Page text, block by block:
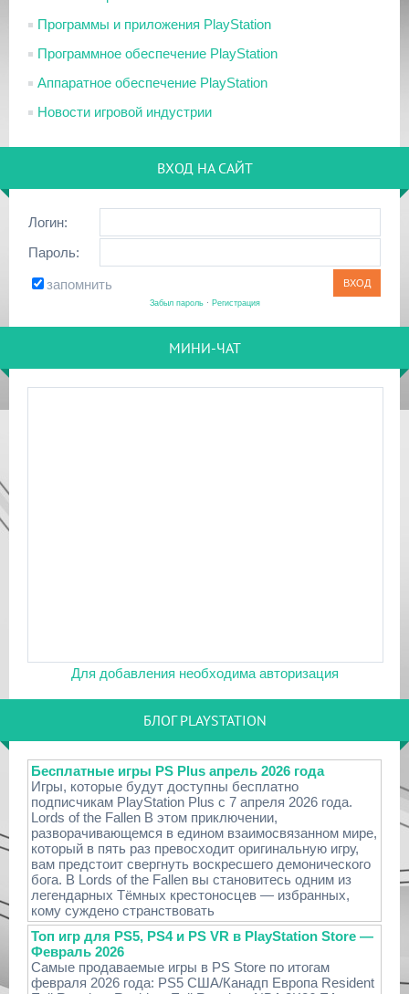
Программы и приложения PlayStation
Программное обеспечение PlayStation
Аппаратное обеспечение PlayStation
Новости игровой индустрии
ВХОД НА САЙТ
Логин:
Пароль:
запомнить
Забыл пароль· Регистрация
МИНИ-ЧАТ
Для добавления необходима авторизация
БЛОГ PLAYSTATION
Бесплатные игры PS Plus апрель 2026 года
Игры, которые будут доступны бесплатно
подписчикам PlayStation Plus с 7 апреля 2026 года.
Lords of the Fallen В этом приключении,
разворачивающемся в едином взаимосвязанном мире,
который в пять раз превосходит оригинальную игру,
вам предстоит свергнуть воскресшего демонического
бога. В Lords of the Fallen вы становитесь одним из
легендарных Тёмных крестоносцев — избранных,
кому суждено странствовать
Топ игр для PS5, PS4 и PS VR в PlayStation Store —
Февраль 2026
Самые продаваемые игры в PS Store по итогам
февраля 2026 года: PS5 США/Канадп Европа Resident